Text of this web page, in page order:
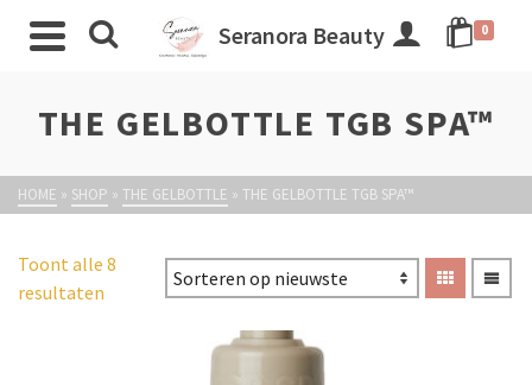
Seranora Beauty 0
THE GELBOTTLE TGB SPA™
HOME » SHOP » THE GELBOTTLE » THE GELBOTTLE TGB SPA™
Toont alle 8
resultaten